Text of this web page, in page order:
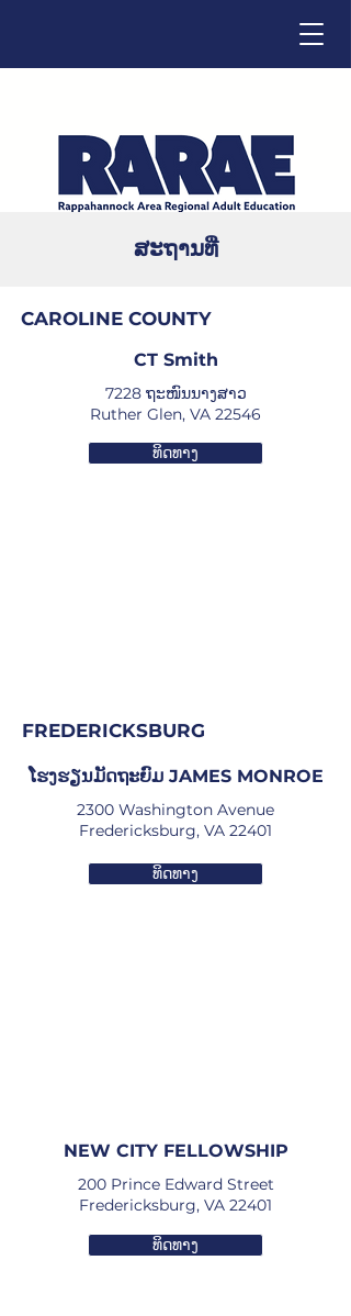
Click below to change language.
ສະຖານທີ່
CAROLINE COUNTY
CT Smith
7228 ຖະໜົນນາງສາວ
Ruther Glen, VA 22546
ທິດທາງ
FREDERICKSBURG
ໂຮງຮຽນມັດຖະຍົມ JAMES MONROE
2300 Washington Avenue
Fredericksburg, VA 22401
ທິດທາງ
NEW CITY FELLOWSHIP
200 Prince Edward Street
Fredericksburg, VA 22401
ທິດທາງ